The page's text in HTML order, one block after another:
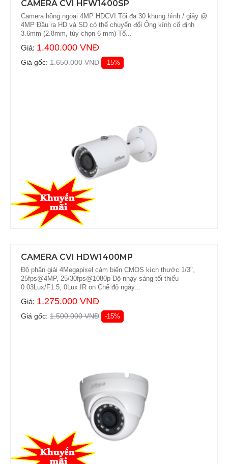
CAMERA CVI HFW1400SP
Camera hồng ngoại 4MP HDCVI Tối đa 30 khung hình / giây @
4MP Đầu ra HD và SD có thể chuyển đổi Ống kính cố định
3.6mm (2.8mm, tùy chọn 6 mm) Tố...
Giá: 1.400.000 VNĐ
Giá gốc: 1.650.000 VNĐ -15%
CAMERA CVI HDW1400MP
Độ phân giải 4Megapixel cảm biến CMOS kích thước 1/3",
25fps@4MP, 25/30fps@1080p Độ nhạy sáng tối thiểu
0.03Lux/F1.5, 0Lux IR on Chế độ ngày...
Giá: 1.275.000 VNĐ
Giá gốc: 1.500.000 VNĐ -15%